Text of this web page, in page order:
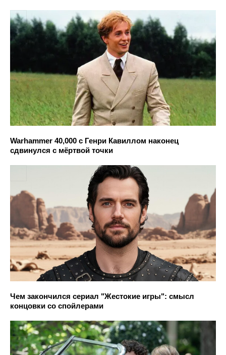
Warhammer 40,000 с Генри Кавиллом наконец
сдвинулся с мёртвой точки
Чем закончился сериал "Жестокие игры": смысл
концовки со спойлерами